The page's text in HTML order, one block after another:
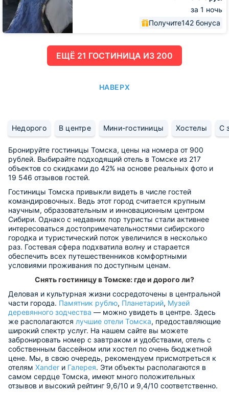
за 1 ночь
Получите142 бонуса
ЕЩË 21 ГОСТИНИЦА ИЗ 200
НАВЕРХ
Недорого В центре Мини-гостиницы Хостелы С
Бронируйте гостиницы Томска, цены на номера от 900
рублей. Выбирайте подходящий отель в Томске из 217
объектов со скидками до 42% на основе реальных фото и
19 546 отзывов гостей.
Гостиницы Томска привыкли видеть в числе гостей
командировочных. Ведь этот город считается крупным
научным, образовательным и инновационным центром
Сибири. Однако с недавних пор туристы стали активнее
интересоваться достопримечательностями сибирского
городка и туристический поток увеличился в несколько
раз. Гостевая сфера подхватила волну и старается
обеспечить всех путешественников комфортными
условиями проживания по доступным ценам.
Снять гостиницу в Томске: где и дорого ли?
Деловая и культурная жизни сосредоточены в центральной
части города. Памятник рублю, Планетарий, Музей
деревянного зодчества — можно увидеть в центре. Здесь
же располагаются лучшие отели Томска, предоставляющие
широкий спектр услуг. На нашем сайте вы можете
забронировать номер с завтраком и удобствами, отель с
собственным бассейном или хостел по очень бюджетной
цене. Мы, в свою очередь, рекомендуем присмотреться к
отелям Xander и Галерея. Эти объекты располагаются в
самом сердце Томска, имеют много положительных
отзывов и высокий рейтинг 9,6/10 и 9,4/10 соответственно.